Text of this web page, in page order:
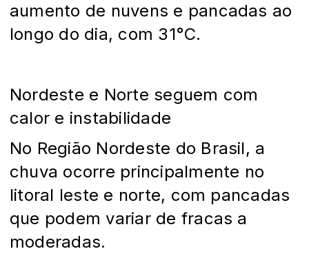
aumento de nuvens e pancadas ao
longo do dia, com 31°C.
Nordeste e Norte seguem com
calor e instabilidade
No Região Nordeste do Brasil, a
chuva ocorre principalmente no
litoral leste e norte, com pancadas
que podem variar de fracas a
moderadas.